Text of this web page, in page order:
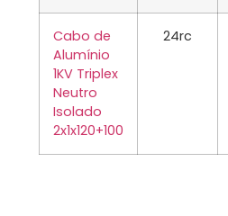
Cabo de
Alumínio
1KV Triplex
Neutro
Isolado
2x1x120+100
24rc